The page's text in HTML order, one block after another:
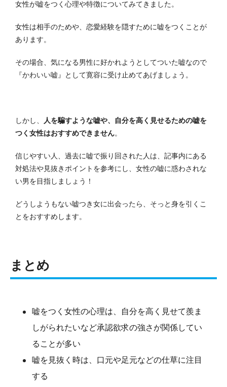
女性が嘘をつく心理や特徴についてみてきました。
女性は相手のためや、恋愛経験を隠すために嘘をつくことが
あります。
その場合、気になる男性に好かれようとしてついた嘘なので
『かわいい嘘』として寛容に受け止めてあげましょう。
しかし、
人を騙すような嘘や、自分を高く見せるための嘘を
つく女性はおすすめできません。
信じやすい人、過去に嘘で振り回された人は、記事内にある
対処法や見抜きポイントを参考にし、女性の嘘に惑わされな
い男を目指しましょう！
どうしようもない嘘つき女に出会ったら、そっと身を引くこ
とをおすすめします。
まとめ
嘘をつく女性の心理は、自分を高く見せて羨ま
しがられたいなど承認欲求の強さが関係してい
ることが多い
嘘を見抜く時は、口元や足元などの仕草に注目
する